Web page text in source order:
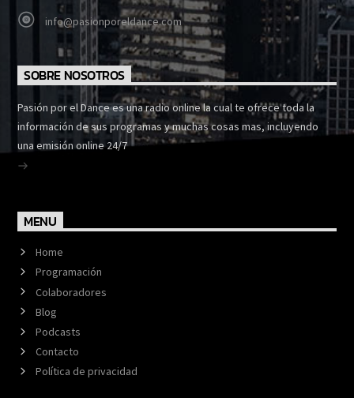
info@pasionporeldance.com
SOBRE NOSOTROS
Pasión por el Dance es una radio online la cual te ofrece toda la
información de sus programas y muchas cosas mas, incluyendo
una emisión online 24/7
MENU
Home
Programación
Colaboradores
Blog
Podcasts
Contacto
Política de privacidad